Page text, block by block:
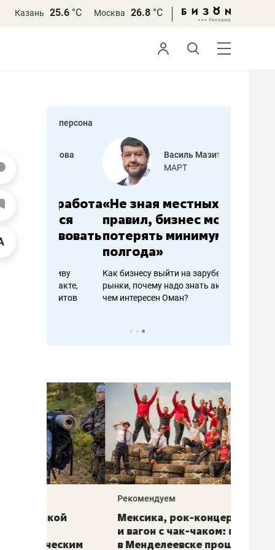
Казань 25.6 °С Москва 26.8 °С
персона
работа
Василь Мазитов
МАРТ
«Не зная местных
правил, бизнес может
потерять минимум
полгода»
Как бизнесу выйти на зарубежные
рынки, почему надо знать аксакалов и
чем интересен Оман?
Мексика, рок-концерт
и вагон с чак-чаком: как
в Менделеевске прошла